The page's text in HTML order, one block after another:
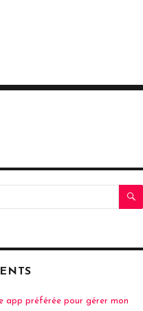
app préférée pour gérer mon